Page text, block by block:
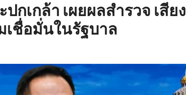
กเกล้า เผยผลสำรวจ เสียง
ชื่อมั่นในรัฐบาล